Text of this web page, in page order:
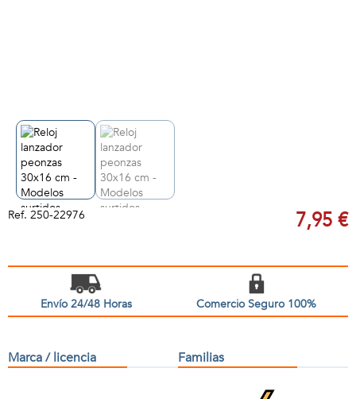
Ref. 250-22976 7,95 €
Envío 24/48 Horas Comercio Seguro 100%
Marca / licencia Familias